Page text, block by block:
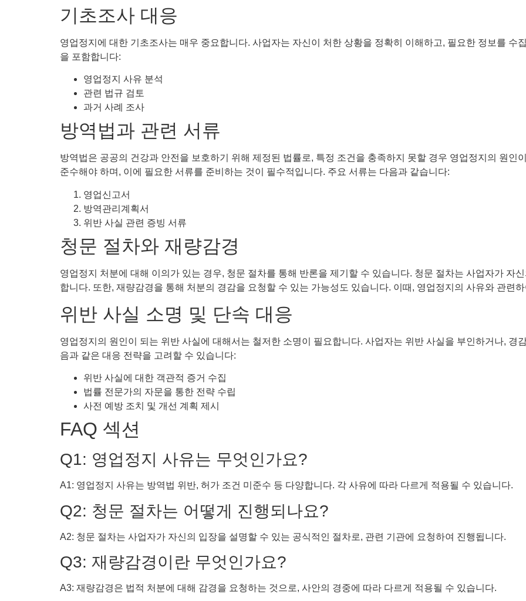
기초조사 대응
영업정지에 대한 기초조사는 매우 중요합니다. 사업자는 자신이 처한 상황을 정확히 이해하고, 필요한 정보를 수
을 포함합니다:
영업정지 사유 분석
관련 법규 검토
과거 사례 조사
방역법과 관련 서류
방역법은 공공의 건강과 안전을 보호하기 위해 제정된 법률로, 특정 조건을 충족하지 못할 경우 영업정지의 원인
준수해야 하며, 이에 필요한 서류를 준비하는 것이 필수적입니다. 주요 서류는 다음과 같습니다:
영업신고서
방역관리계획서
위반 사실 관련 증빙 서류
청문 절차와 재량감경
영업정지 처분에 대해 이의가 있는 경우, 청문 절차를 통해 반론을 제기할 수 있습니다. 청문 절차는 사업자가 자
합니다. 또한, 재량감경을 통해 처분의 경감을 요청할 수 있는 가능성도 있습니다. 이때, 영업정지의 사유와 관련
위반 사실 소명 및 단속 대응
영업정지의 원인이 되는 위반 사실에 대해서는 철저한 소명이 필요합니다. 사업자는 위반 사실을 부인하거나, 경
음과 같은 대응 전략을 고려할 수 있습니다:
위반 사실에 대한 객관적 증거 수집
법률 전문가의 자문을 통한 전략 수립
사전 예방 조치 및 개선 계획 제시
FAQ 섹션
Q1: 영업정지 사유는 무엇인가요?
A1: 영업정지 사유는 방역법 위반, 허가 조건 미준수 등 다양합니다. 각 사유에 따라 다르게 적용될 수 있습니다.
Q2: 청문 절차는 어떻게 진행되나요?
A2: 청문 절차는 사업자가 자신의 입장을 설명할 수 있는 공식적인 절차로, 관련 기관에 요청하여 진행됩니다.
Q3: 재량감경이란 무엇인가요?
A3: 재량감경은 법적 처분에 대해 감경을 요청하는 것으로, 사안의 경중에 따라 다르게 적용될 수 있습니다.